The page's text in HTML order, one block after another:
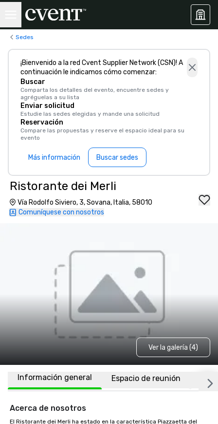
Sedes
¡Bienvenido a la red Cvent Supplier Network (CSN)! A
continuación le indicamos cómo comenzar:
Buscar
Comparta los detalles del evento, encuentre sedes y
agréguelas a su lista
Enviar solicitud
Estudie las sedes elegidas y mande una solicitud
Reservación
Compare las propuestas y reserve el espacio ideal para su
evento
Más información Buscar sedes
Ristorante dei Merli
Vía Rodolfo Siviero, 3, Sovana, Italia, 58010
Comuníquese con nosotros
Ver la galería (4)
Información general Espacio de reunión
Acerca de nosotros
El Ristorante dei Merli ha estado en la característica Piazzaetta del